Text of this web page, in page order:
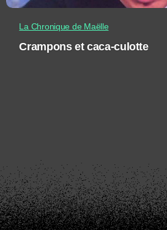
La Chronique de Maëlle
Crampons et caca-culotte